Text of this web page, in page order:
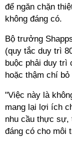
để ngăn chặn
không đáng có.
Bộ trưởng
(quy tắc duy trì
buộc phải duy trì
hoặc thậm chí
"Việc này là
mang lại lợi ích
nhu cầu thực sự,
đáng có cho môi